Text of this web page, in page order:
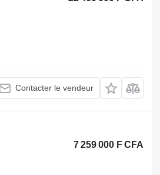
Contacter le vendeur
7 259 000 F CFA